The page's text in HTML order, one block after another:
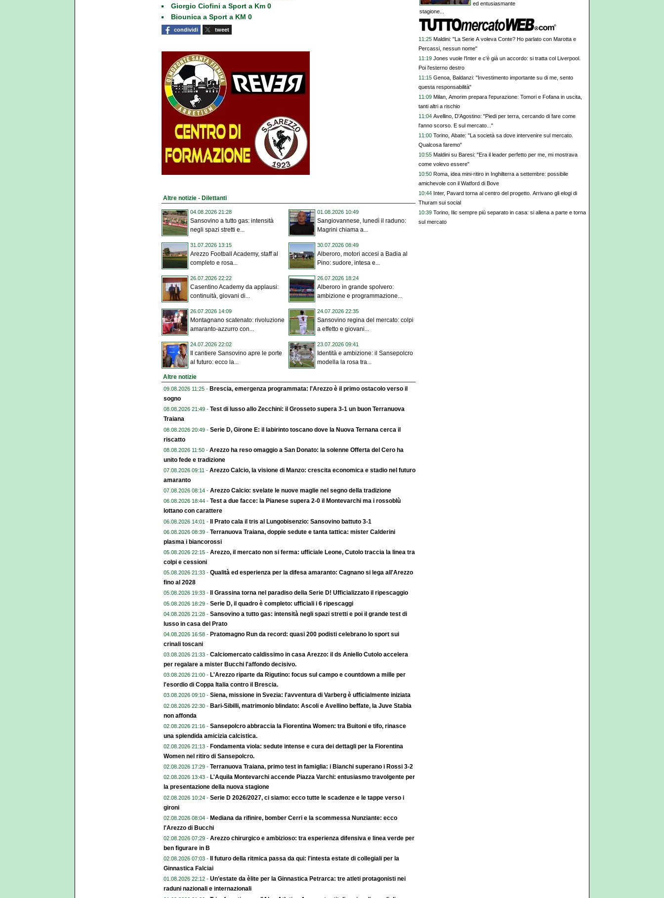
Giorgio Ciofini a Sport a Km 0
Biounica a Sport a KM 0
condividi tweet
Altre notizie - Dilettanti
04.08.2026 21:28
Sansovino a tutto gas: intensità
negli spazi stretti e...
01.08.2026 10:49
Sangiovannese, lunedì il raduno:
Magrini chiama a...
31.07.2026 13:15
Arezzo Football Academy, staff al
completo e rosa...
30.07.2026 08:49
Alberoro, motori accesi a Badia al
Pino: sudore, intesa e...
26.07.2026 22:22
Casentino Academy da applausi:
continuità, giovani di...
26.07.2026 18:24
Alberoro in grande spolvero:
ambizione e programmazione...
26.07.2026 14:09
Montagnano scatenato: rivoluzione
amaranto-azzurro con...
24.07.2026 22:35
Sansovino regina del mercato: colpi
a effetto e giovani...
24.07.2026 22:02
Il cantiere Sansovino apre le porte
al futuro: ecco la...
23.07.2026 09:41
Identità e ambizione: il Sansepolcro
modella la rosa tra...
Altre notizie
09.08.2026 11:25 - Brescia, emergenza programmata: l'Arezzo è il primo ostacolo verso il
sogno
08.08.2026 21:49 - Test di lusso allo Zecchini: il Grosseto supera 3-1 un buon Terranuova
Traiana
08.08.2026 20:49 - Serie D, Girone E: il labirinto toscano dove la Nuova Ternana cerca il
riscatto
08.08.2026 11:50 - Arezzo ha reso omaggio a San Donato: la solenne Offerta del Cero ha
unito fede e tradizione
07.08.2026 09:11 - Arezzo Calcio, la visione di Manzo: crescita economica e stadio nel futuro
amaranto
07.08.2026 08:14 - Arezzo Calcio: svelate le nuove maglie nel segno della tradizione
06.08.2026 18:44 - Test a due facce: la Pianese supera 2-0 il Montevarchi ma i rossoblù
lottano con carattere
06.08.2026 14:01 - Il Prato cala il tris al Lungobisenzio: Sansovino battuto 3-1
06.08.2026 08:39 - Terranuova Traiana, doppie sedute e tanta tattica: mister Calderini
plasma i biancorossi
05.08.2026 22:15 - Arezzo, il mercato non si ferma: ufficiale Leone, Cutolo traccia la linea tra
colpi e cessioni
05.08.2026 21:33 - Qualità ed esperienza per la difesa amaranto: Cagnano si lega all'Arezzo
fino al 2028
05.08.2026 19:33 - Il Grassina torna nel paradiso della Serie D! Ufficializzato il ripescaggio
05.08.2026 18:29 - Serie D, il quadro è completo: ufficiali i 6 ripescaggi
04.08.2026 21:28 - Sansovino a tutto gas: intensità negli spazi stretti e poi il grande test di
lusso in casa del Prato
04.08.2026 16:58 - Pratomagno Run da record: quasi 200 podisti celebrano lo sport sui
crinali toscani
03.08.2026 21:33 - Calciomercato caldissimo in casa Arezzo: il ds Aniello Cutolo accelera
per regalare a mister Bucchi l'affondo decisivo.
03.08.2026 21:00 - L'Arezzo riparte da Rigutino: focus sul campo e countdown a mille per
l'esordio di Coppa Italia contro il Brescia.
03.08.2026 09:10 - Siena, missione in Svezia: l'avventura di Varberg è ufficialmente iniziata
02.08.2026 22:30 - Bari-Sibilli, matrimonio blindato: Ascoli e Avellino beffate, la Juve Stabia
non affonda
02.08.2026 21:16 - Sansepolcro abbraccia la Fiorentina Women: tra Buitoni e tifo, rinasce
una splendida amicizia calcistica.
02.08.2026 21:13 - Fondamenta viola: sedute intense e cura dei dettagli per la Fiorentina
Women nel ritiro di Sansepolcro.
02.08.2026 17:29 - Terranuova Traiana, primo test in famiglia: i Bianchi superano i Rossi 3-2
02.08.2026 13:43 - L'Aquila Montevarchi accende Piazza Varchi: entusiasmo travolgente per
la presentazione della nuova stagione
02.08.2026 10:24 - Serie D 2026/2027, ci siamo: ecco tutte le scadenze e le tappe verso i
gironi
02.08.2026 08:04 - Mediana da rifinire, bomber Cerri e la scommessa Nunziante: ecco
l'Arezzo di Bucchi
02.08.2026 07:29 - Arezzo chirurgico e ambizioso: tra esperienza difensiva e linea verde per
ben figurare in B
02.08.2026 07:03 -
Il futuro della ritmica passa da qui: l'intesta estate di collegiali per la
Ginnastica Falciai
01.08.2026 22:12 - Un’estate da èlite per la Ginnastica Petrarca: tre atleti protagonisti nei
raduni nazionali e internazionali
ed entusiasmante
stagione...
11:25 Maldini: "La Serie A voleva Conte? Ho parlato con Marotta e
Percassi, nessun nome"
11:19 Jones vuole l'Inter e c'è già un accordo: si tratta col Liverpool.
Poi l'esterno destro
11:15 Genoa, Baldanzi: "Investimento importante su di me, sento
questa responsabilità"
11:09 Milan, Amorim prepara l'epurazione: Tomori e Fofana in uscita,
tanti altri a rischio
11:04 Avellino, D'Agostino: "Piedi per terra, cercando di fare come
l'anno scorso. E sul mercato..."
11:00 Torino, Abate: "La società sa dove intervenire sul mercato.
Qualcosa faremo"
10:55 Maldini su Baresi: "Era il leader perfetto per me, mi mostrava
come volevo essere"
10:50 Roma, idea mini-ritiro in Inghilterra a settembre: possibile
amichevole con il Watford di Bove
10:44 Inter, Pavard torna al centro del progetto. Arrivano gli elogi di
Thuram sui social
10:39 Torino, Ilic sempre più separato in casa: si allena a parte e torna
sul mercato